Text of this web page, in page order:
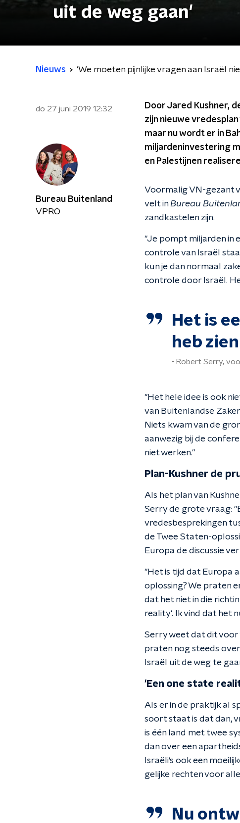
uit de weg gaan'
Nieuws 'We moeten pijnlijke vragen aan Israël
do 27 juni 2019 12:32
Door Jared Kushner,
zijn nieuwe
maar nu wordt er in
miljardeninvestering
en Palestijnen
Voormalig VN-gezant
velt inBureau
zandkastelen zijn.
"Je pompt miljarden in
controle van Israël
kun je dan normaal
controle door Israël.
Het is
heb
Robert Serry,
"Het hele idee is ook
van Buitenlandse
Niets kwam van de
aanwezig bij de
niet werken."
Plan-Kushner de
Als het plan van
Serry de grote vraag:
vredesbesprekingen
de Twee Staten-
Europa de discussie
"Het is tijd dat Europa
oplossing? We praten
dat het niet in die
reality'. Ik vind dat het
Serry weet dat dit voor
praten nog steeds
Israël uit de weg te
'Een one state
Als er in de praktijk al
soort staat is dat dan,
is één land met twee
dan over een
Israëli’s ook een
gelijke rechten voor
Nu
Bureau Buitenland
VPRO